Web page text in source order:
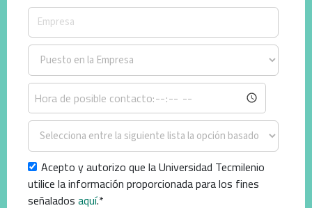
Acepto y autorizo que la Universidad Tecmilenio
utilice la información proporcionada para los fines
señaladosaquí.*